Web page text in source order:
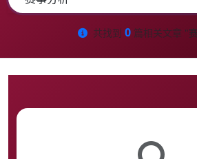
共找到 0篇相关文章 "